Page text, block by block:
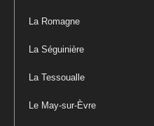
La Romagne
La Séguinière
La Tessoualle
Le May-sur-Èvre